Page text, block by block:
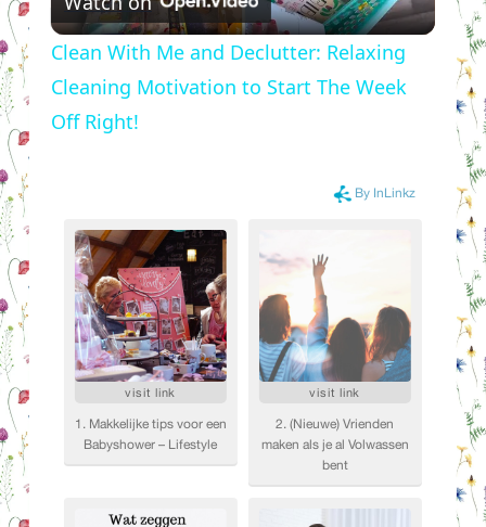
Video
Clean With Me and Declutter: Relaxing
Cleaning Motivation to Start The Week
Off Right!